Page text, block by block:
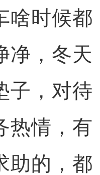
啥时候都
净，冬天
子，对待
热情，有
助的，都